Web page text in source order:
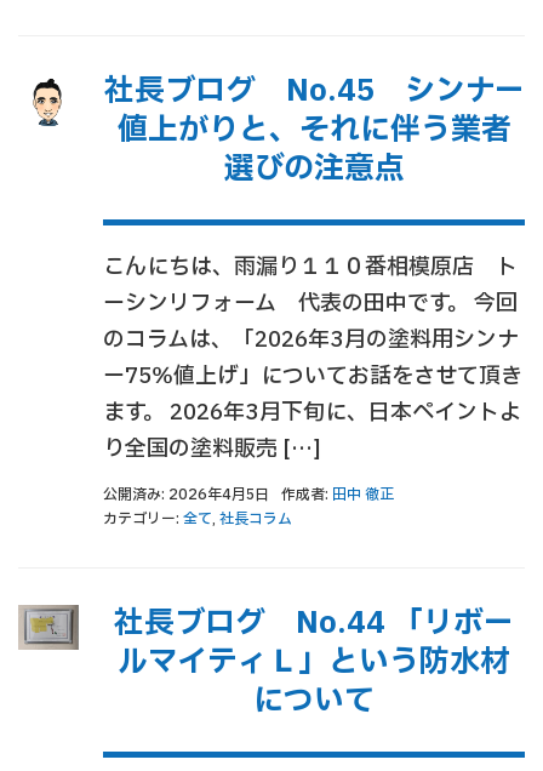
社長ブログ No.45 シンナー
値上がりと、それに伴う業者
選びの注意点
こんにちは、雨漏り１１０番相模原店 ト
ーシンリフォーム 代表の田中です。 今回
のコラムは、「2026年3月の塗料用シンナ
ー75％値上げ」についてお話をさせて頂き
ます。 2026年3月下旬に、日本ペイントよ
り全国の塗料販売 […]
公開済み: 2026年4月5日 作成者: 田中 徹正
カテゴリー: 全て, 社長コラム
社長ブログ No.44 「リボー
ルマイティＬ」という防水材
について